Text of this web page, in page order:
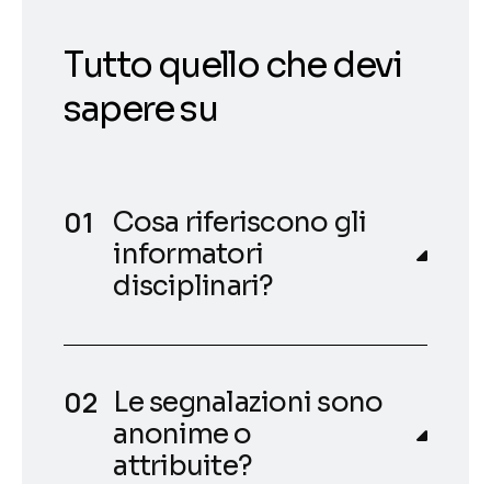
Tutto quello che devi
sapere su
Cosa riferiscono gli
informatori
disciplinari?
Le segnalazioni sono
anonime o
attribuite?